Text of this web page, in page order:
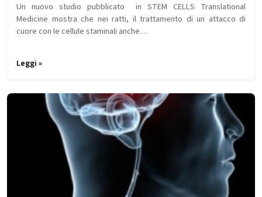
Un nuovo studio pubblicato in STEM CELLS Translational
Medicine mostra che nei ratti, il trattamento di un attacco di
cuore con le cellule staminali anche…
Leggi »